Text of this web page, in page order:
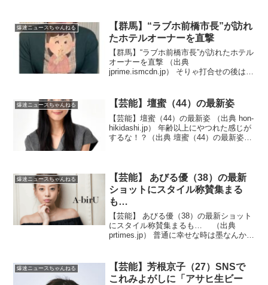
「少し背伸びをしたシーンも」 ...
爆速ニュースちゃんねる
【群馬】“ラブホ前橋市長”が訪れ
たホテルオーナーを直撃
【群馬】“ラブホ前橋市長”が訪れたホテル
オーナーを直撃 （出典
jprime.ismcdn.jp） そりゃ打合せの後はひ
ナーを直撃「確かに使ってたよ」渦中の
部屋は他よ...
爆速ニュースちゃんねる 【芸能】壇蜜（44）の最新姿
【芸能】壇蜜（44）の最新姿 （出典 hon-
hikidashi.jp） 年齢以上にやつれた感じが
するな！？（出典 壇蜜（44）の最新姿に
爆速ニュースちゃんねる
【芸能】 あびる優（38）の最新
ショットにスタイル称賛集まる
も…
【芸能】 あびる優（38）の最新ショット
にスタイル称賛集まるも… （出典
prtimes.jp） 普通に幸せな時は墨なんかい
ショットにスタイル称賛集まるも… タ
ト...
爆速ニュースちゃんねる
【芸能】芳根京子（27）SNSで
これみよがしに「アサヒ生ビー